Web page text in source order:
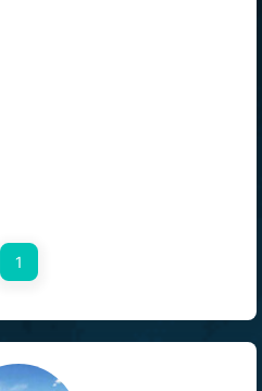
1